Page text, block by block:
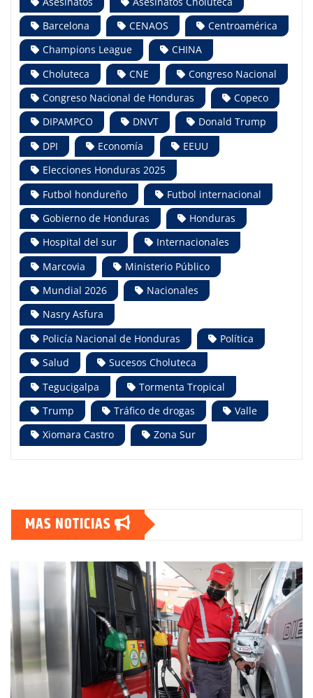
Barcelona
CENAOS
Centroamérica
Champions League
CHINA
Choluteca
CNE
Congreso Nacional
Congreso Nacional de Honduras
Copeco
DIPAMPCO
DNVT
Donald Trump
DPI
Economía
EEUU
Elecciones Honduras 2025
Futbol hondureño
Futbol internacional
Gobierno de Honduras
Honduras
Hospital del sur
Internacionales
Marcovia
Ministerio Público
Mundial 2026
Nacionales
Nasry Asfura
Policía Nacional de Honduras
Política
Salud
Sucesos Choluteca
Tegucigalpa
Tormenta Tropical
Trump
Tráfico de drogas
Valle
Xiomara Castro
Zona Sur
MAS NOTICIAS